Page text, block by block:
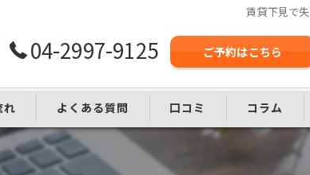
賃貸下見で
04-2997-9125 ご予約はこちら
れ よくある質問 口コミ コラム